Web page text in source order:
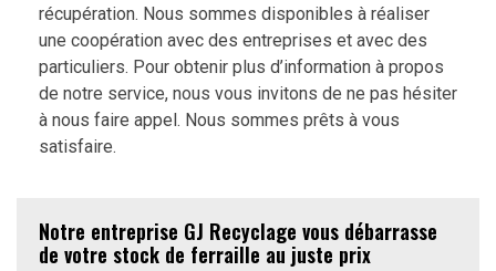
récupération. Nous sommes disponibles à réaliser
une coopération avec des entreprises et avec des
particuliers. Pour obtenir plus d’information à propos
de notre service, nous vous invitons de ne pas hésiter
à nous faire appel. Nous sommes prêts à vous
satisfaire.
Notre entreprise GJ Recyclage vous débarrasse
de votre stock de ferraille au juste prix